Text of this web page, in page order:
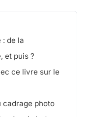
: de la
et puis ?
ce livre sur le
cadrage photo